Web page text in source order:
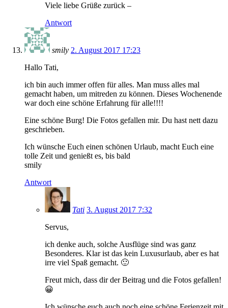
Viele liebe Grüße zurück –
Antwort
smily 2. August 2017 17:23
Hallo Tati,
ich bin auch immer offen für alles. Man muss alles mal
gemacht haben, um mitreden zu können. Dieses Wochenende
war doch eine schöne Erfahrung für alle!!!!
Eine schöne Burg! Die Fotos gefallen mir. Du hast nett dazu
geschrieben.
Ich wünsche Euch einen schönen Urlaub, macht Euch eine
tolle Zeit und genießt es, bis bald
smily
Antwort
Tati 3. August 2017 7:32
Servus,
ich denke auch, solche Ausflüge sind was ganz
Besonderes. Klar ist das kein Luxusurlaub, aber es hat
irre viel Spaß gemacht. 🙂
Freut mich, dass dir der Beitrag und die Fotos gefallen!
😀